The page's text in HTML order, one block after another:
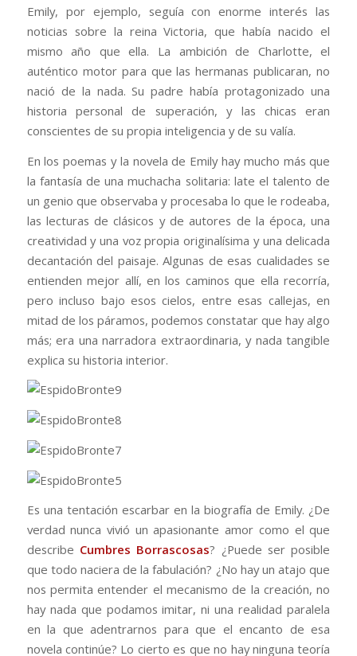
Emily, por ejemplo, seguía con enorme interés las
noticias sobre la reina Victoria, que había nacido el
mismo año que ella. La ambición de Charlotte, el
auténtico motor para que las hermanas publicaran, no
nació de la nada. Su padre había protagonizado una
historia personal de superación, y las chicas eran
conscientes de su propia inteligencia y de su valía.
En los poemas y la novela de Emily hay mucho más que
la fantasía de una muchacha solitaria: late el talento de
un genio que observaba y procesaba lo que le rodeaba,
las lecturas de clásicos y de autores de la época, una
creatividad y una voz propia originalísima y una delicada
decantación del paisaje. Algunas de esas cualidades se
entienden mejor allí, en los caminos que ella recorría,
pero incluso bajo esos cielos, entre esas callejas, en
mitad de los páramos, podemos constatar que hay algo
más; era una narradora extraordinaria, y nada tangible
explica su historia interior.
Es una tentación escarbar en la biografía de Emily. ¿De
verdad nunca vivió un apasionante amor como el que
describe Cumbres Borrascosas? ¿Puede ser posible
que todo naciera de la fabulación? ¿No hay un atajo que
nos permita entender el mecanismo de la creación, no
hay nada que podamos imitar, ni una realidad paralela
en la que adentrarnos para que el encanto de esa
novela continúe? Lo cierto es que no hay ninguna teoría